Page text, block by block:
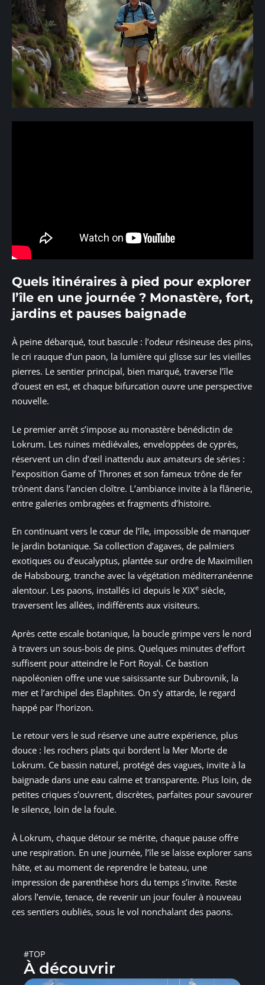
Quels itinéraires à pied pour explorer
l’île en une journée ? Monastère, fort,
jardins et pauses baignade
À peine débarqué, tout bascule : l’odeur résineuse des pins,
le cri rauque d’un paon, la lumière qui glisse sur les vieilles
pierres. Le sentier principal, bien marqué, traverse l’île
d’ouest en est, et chaque bifurcation ouvre une perspective
nouvelle.
Le premier arrêt s’impose au monastère bénédictin de
Lokrum. Les ruines médiévales, enveloppées de cyprès,
réservent un clin d’œil inattendu aux amateurs de séries :
l’exposition Game of Thrones et son fameux trône de fer
trônent dans l’ancien cloître. L’ambiance invite à la flânerie,
entre galeries ombragées et fragments d’histoire.
En continuant vers le cœur de l’île, impossible de manquer
le jardin botanique. Sa collection d’agaves, de palmiers
exotiques ou d’eucalyptus, plantée sur ordre de Maximilien
de Habsbourg, tranche avec la végétation méditerranéenne
alentour. Les paons, installés ici depuis le XIXe siècle,
traversent les allées, indifférents aux visiteurs.
Après cette escale botanique, la boucle grimpe vers le nord
à travers un sous-bois de pins. Quelques minutes d’effort
suffisent pour atteindre le Fort Royal. Ce bastion
napoléonien offre une vue saisissante sur Dubrovnik, la
mer et l’archipel des Elaphites. On s’y attarde, le regard
happé par l’horizon.
Le retour vers le sud réserve une autre expérience, plus
douce : les rochers plats qui bordent la Mer Morte de
Lokrum. Ce bassin naturel, protégé des vagues, invite à la
baignade dans une eau calme et transparente. Plus loin, de
petites criques s’ouvrent, discrètes, parfaites pour savourer
le silence, loin de la foule.
À Lokrum, chaque détour se mérite, chaque pause offre
une respiration. En une journée, l’île se laisse explorer sans
hâte, et au moment de reprendre le bateau, une
impression de parenthèse hors du temps s’invite. Reste
alors l’envie, tenace, de revenir un jour fouler à nouveau
ces sentiers oubliés, sous le vol nonchalant des paons.
#TOP
À découvrir